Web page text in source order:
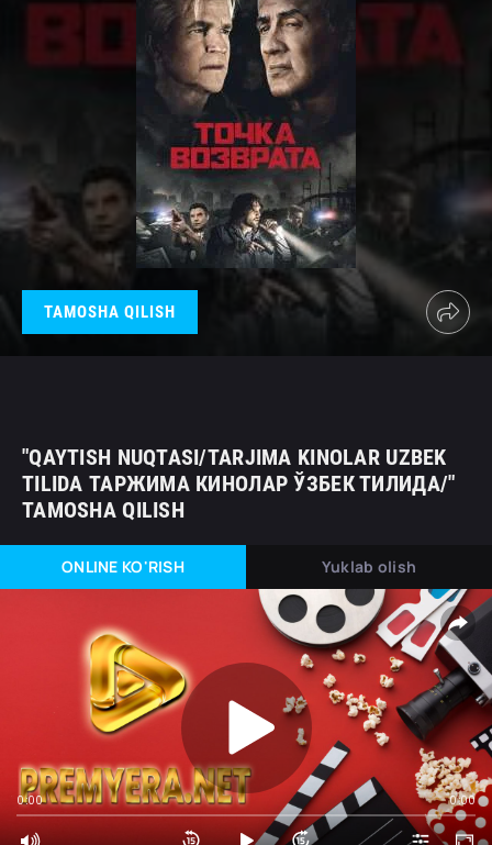
TAMOSHA QILISH
"QAYTISH NUQTASI/TARJIMA KINOLAR UZBEK
TILIDA ТАРЖИМА КИНОЛАР ЎЗБЕК ТИЛИДА/"
TAMOSHA QILISH
ONLINE KO'RISH Yuklab olish
0:00 0:00